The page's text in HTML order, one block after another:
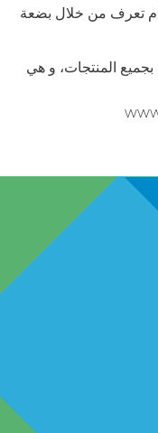
تعرف من خلال بضعة
المنتجات، و هي